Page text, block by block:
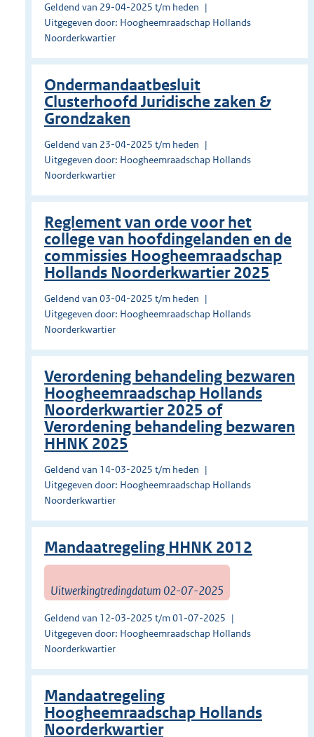
Geldend van 29-04-2025 t/m heden
Uitgegeven door: Hoogheemraadschap Hollands
Noorderkwartier
Ondermandaatbesluit
Clusterhoofd Juridische zaken &
Grondzaken
Geldend van 23-04-2025 t/m heden
Uitgegeven door: Hoogheemraadschap Hollands
Noorderkwartier
Reglement van orde voor het
college van hoofdingelanden en de
commissies Hoogheemraadschap
Hollands Noorderkwartier 2025
Geldend van 03-04-2025 t/m heden
Uitgegeven door: Hoogheemraadschap Hollands
Noorderkwartier
Verordening behandeling bezwaren
Hoogheemraadschap Hollands
Noorderkwartier 2025 of
Verordening behandeling bezwaren
HHNK 2025
Geldend van 14-03-2025 t/m heden
Uitgegeven door: Hoogheemraadschap Hollands
Noorderkwartier
Mandaatregeling HHNK 2012
Uitwerkingtredingdatum 02-07-2025
Geldend van 12-03-2025 t/m 01-07-2025
Uitgegeven door: Hoogheemraadschap Hollands
Noorderkwartier
Mandaatregeling
Hoogheemraadschap Hollands
Noorderkwartier